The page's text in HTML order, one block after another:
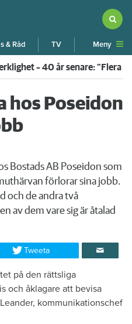
& Råd TV Meny
– 40 år senare: "Flera
hos Poseidon
Bostads AB Poseidon som
förlorar sina jobb.
och de andra två
av dem vare sig är åtalad
Tweeta
på den rättsliga
och åklagare att bevisa
kommunikationschef